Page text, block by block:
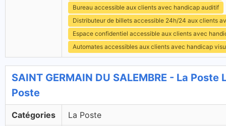
Bureau accessible aux clients avec handicap auditif
Distributeur de billets accessible 24h/24 aux clients
Espace confidentiel accessible aux clients avec
Automates accessibles aux clients avec handicap
SAINT GERMAIN DU SALEMBRE - La Poste
Poste
Catégories La Poste